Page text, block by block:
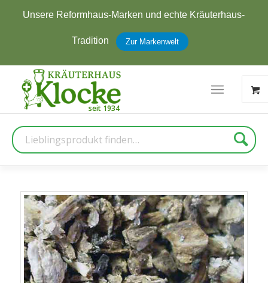
Jetzt zum Newsletter anmelden und5 € Rabatt
erhalten Zur Anmeldung
Suche